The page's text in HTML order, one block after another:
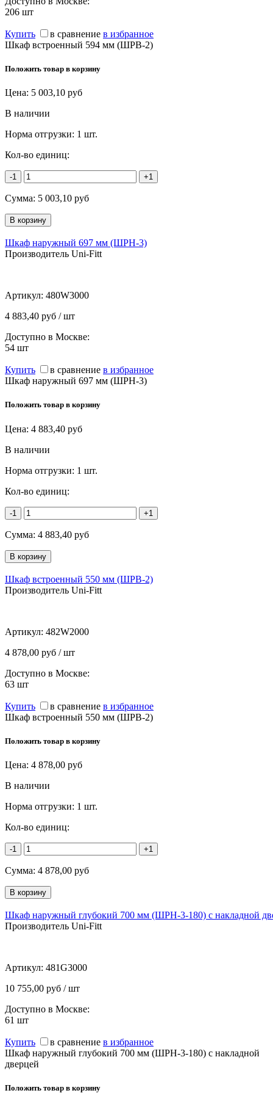
206 шт
Купить в сравнение в избранное
Шкаф встроенный 594 мм (ШРВ-2)
Положить товар в корзину
Цена: 5 003,10 руб
В наличии
Норма отгрузки: 1 шт.
Кол-во единиц:
-1 +1
Сумма: 5 003,10 руб
Шкаф наружный 697 мм (ШРН-3)
Производитель Uni-Fitt
Артикул: 480W3000
4 883,40 руб / шт
Доступно в Москве:
54 шт
Купить в сравнение в избранное
Шкаф наружный 697 мм (ШРН-3)
Положить товар в корзину
Цена: 4 883,40 руб
В наличии
Норма отгрузки: 1 шт.
Кол-во единиц:
-1 +1
Сумма: 4 883,40 руб
Шкаф встроенный 550 мм (ШРВ-2)
Производитель Uni-Fitt
Артикул: 482W2000
4 878,00 руб / шт
Доступно в Москве:
63 шт
Купить в сравнение в избранное
Шкаф встроенный 550 мм (ШРВ-2)
Положить товар в корзину
Цена: 4 878,00 руб
В наличии
Норма отгрузки: 1 шт.
Кол-во единиц:
-1 +1
Сумма: 4 878,00 руб
Шкаф наружный глубокий 700 мм (ШРН-3-180) с накладной
Производитель Uni-Fitt
Артикул: 481G3000
10 755,00 руб / шт
Доступно в Москве:
61 шт
Купить в сравнение в избранное
Шкаф наружный глубокий 700 мм (ШРН-3-180) с накладной
дверцей
Положить товар в корзину